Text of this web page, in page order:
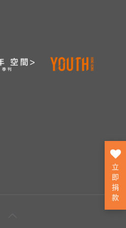
立
即
捐
款